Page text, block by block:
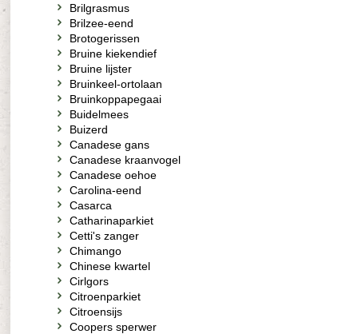
Brilgrasmus
Brilzee-eend
Brotogerissen
Bruine kiekendief
Bruine lijster
Bruinkeel-ortolaan
Bruinkoppapegaai
Buidelmees
Buizerd
Canadese gans
Canadese kraanvogel
Canadese oehoe
Carolina-eend
Casarca
Catharinaparkiet
Cetti's zanger
Chimango
Chinese kwartel
Cirlgors
Citroenparkiet
Citroensijs
Coopers sperwer